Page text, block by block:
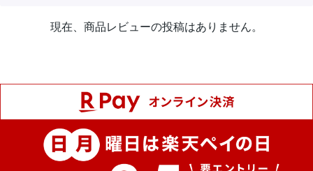
現在、商品レビューの投稿はありません。